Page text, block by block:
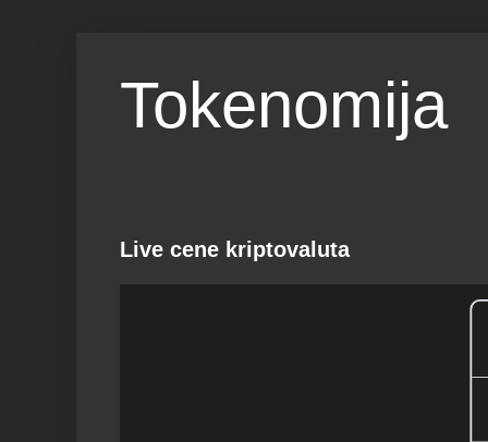
Tokenomija
Live cene kriptovaluta